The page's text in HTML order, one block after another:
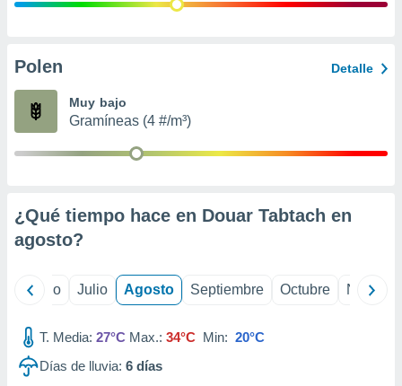
publicidad
de
Polen Detalle
Muy bajo
Gramíneas (4 #/m³)
¿Qué tiempo hace en Douar Tabtach en
agosto?
Junio Julio Agosto Septiembre Octubre
T. Media: 27°C Max.: 34°C Min: 20°C
Días de lluvia: 6 días